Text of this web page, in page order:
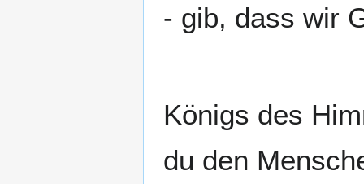
- gib, dass wir
Königs des
du den